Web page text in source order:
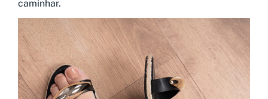
caminhar.